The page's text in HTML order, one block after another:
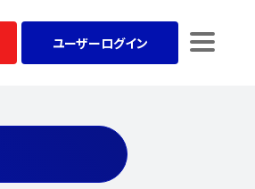
ユーザーログイン